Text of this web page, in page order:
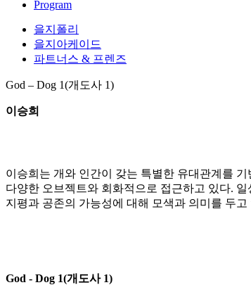
Program
을지폴리
을지아케이드
파트너스 & 프렌즈
God – Dog 1(개도사 1)
이승희
이승희는 개와 인간이 갖는 특별한 유대관계를
다양한 오브젝트와 회화적으로 접근하고 있다.
지평과 공존의 가능성에 대해 모색과 의미를 두고
God - Dog 1(개도사 1)